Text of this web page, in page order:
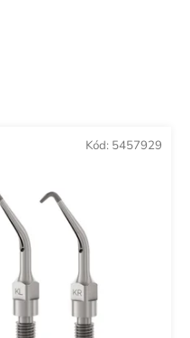
Kód: 5457929